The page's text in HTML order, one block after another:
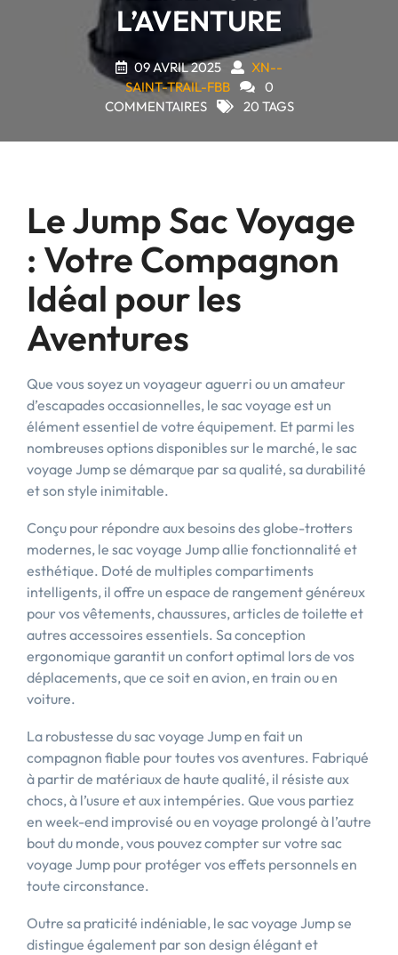
L’AVENTURE
09 AVRIL 2025
XN--
SAINT-TRAIL-FBB
0
COMMENTAIRES
20 TAGS
Le Jump Sac Voyage
: Votre Compagnon
Idéal pour les
Aventures
Que vous soyez un voyageur aguerri ou un amateur
d’escapades occasionnelles, le sac voyage est un
élément essentiel de votre équipement. Et parmi les
nombreuses options disponibles sur le marché, le sac
voyage Jump se démarque par sa qualité, sa durabilité
et son style inimitable.
Conçu pour répondre aux besoins des globe-trotters
modernes, le sac voyage Jump allie fonctionnalité et
esthétique. Doté de multiples compartiments
intelligents, il offre un espace de rangement généreux
pour vos vêtements, chaussures, articles de toilette et
autres accessoires essentiels. Sa conception
ergonomique garantit un confort optimal lors de vos
déplacements, que ce soit en avion, en train ou en
voiture.
La robustesse du sac voyage Jump en fait un
compagnon fiable pour toutes vos aventures. Fabriqué
à partir de matériaux de haute qualité, il résiste aux
chocs, à l’usure et aux intempéries. Que vous partiez
en week-end improvisé ou en voyage prolongé à l’autre
bout du monde, vous pouvez compter sur votre sac
voyage Jump pour protéger vos effets personnels en
toute circonstance.
Outre sa praticité indéniable, le sac voyage Jump se
distingue également par son design élégant et